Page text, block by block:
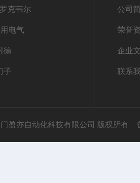
克韦尔
电气
德
子
公司
荣誉
企业
联系
盈亦自动化科技有限公司 版权所有